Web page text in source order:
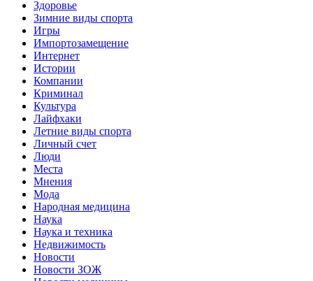
Здоровье
Зимние виды спорта
Игры
Импортозамещение
Интернет
Истории
Компании
Криминал
Культура
Лайфхаки
Летние виды спорта
Личный счет
Люди
Места
Мнения
Мода
Народная медицина
Наука
Наука и техника
Недвижимость
Новости
Новости ЗОЖ